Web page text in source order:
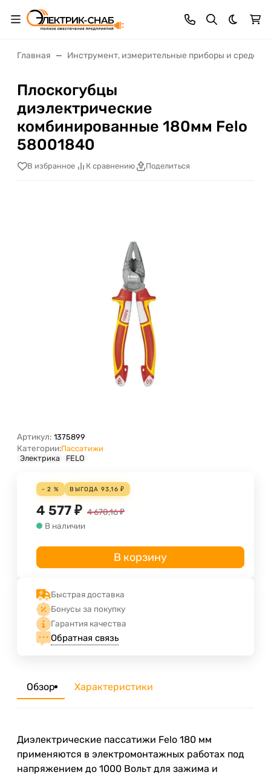
Темная
Главная Инструмент, измерительные приборы и
Плоскогубцы
диэлектрические
комбинированные 180мм Felo
58001840
В избранное К сравнению Поделиться
Артикул: 1375899
Категории:Пассатижи
Электрика
FELO
- 2 % ВЫГОДА 93,16 ₽
4 577 ₽ 4 670,16₽
В наличии
В корзину
Быстрая доставка
Бонусы за покупку
Гарантия качества
Обратная связь
Обзор Характеристики
Диэлектрические пассатижи Felo 180 мм
применяются в электромонтажных работах под
напряжением до 1000 Вольт для зажима и